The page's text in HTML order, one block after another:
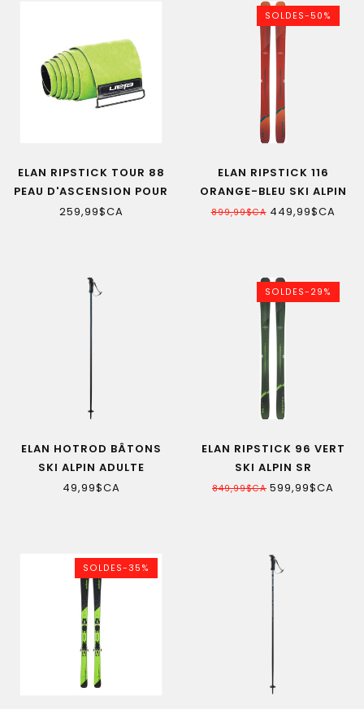
ELAN RIPSTICK TOUR 88
PEAU D'ASCENSION POUR
SKI ALPIN
259,99$CA
SOLDES-50%
ELAN RIPSTICK 116
ORANGE-BLEU SKI ALPIN
SR
899,99$CA449,99$CA
ELAN HOTROD BÂTONS
SKI ALPIN ADULTE
49,99$CA
SOLDES-29%
ELAN RIPSTICK 96 VERT
SKI ALPIN SR
849,99$CA 599,99$CA
SOLDES-35%